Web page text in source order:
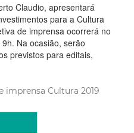
Claudio, apresentará
para a Cultura
de imprensa ocorrerá no
Na ocasião, serão
previstos para editais,
imprensa Cultura 2019